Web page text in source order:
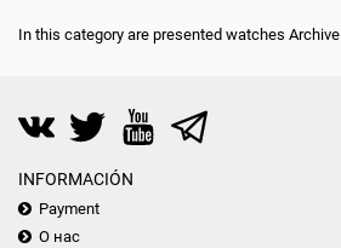
In this category are presented watches Archive
INFORMACIÓN
Payment
О нас